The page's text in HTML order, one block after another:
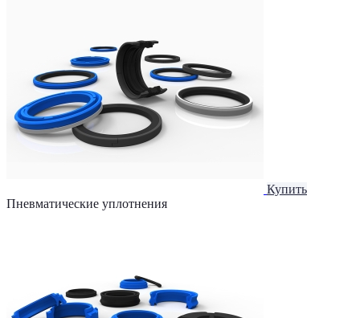
Купить
Пневматические уплотнения